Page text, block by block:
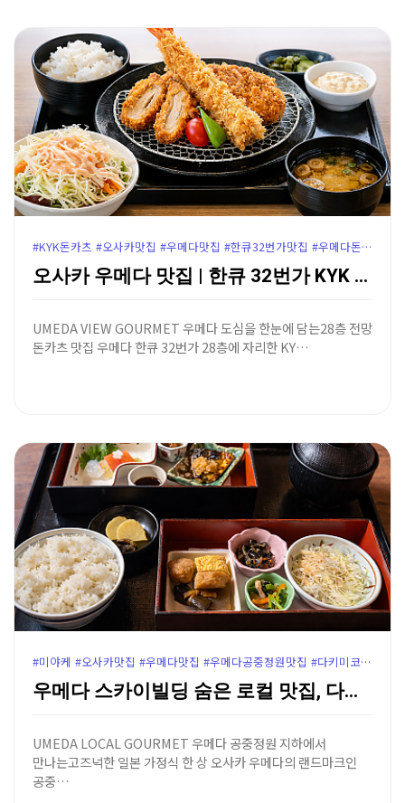
#KYK돈카츠 #오사카맛집 #우메다맛집 #한큐32번가맛집 #우메다돈카츠 #오사카돈카츠맛집 #우메다KYK #오사카주유패스할인 #오사카전망좋은맛집 #우메다한큐32번가 #윤가이드추천맛집
오사카 우메다 맛집 | 한큐 32번가 KYK 돈카츠 -…
UMEDA VIEW GOURMET 우메다 도심을 한눈에 담는28층 전망
돈카츠 맛집 우메다 한큐 32번가 28층에 자리한 KY…
#미야케 #오사카맛집 #우메다맛집 #우메다공중정원맛집 #다키미코지맛집 #오사카일본가정식 #우메다공중정원 #다키미코지미야케 #우메다점심추천 #오사카로컬맛집 #윤가이드추천
우메다 스카이빌딩 숨은 로컬 맛집, 다키미코지 일본 가…
UMEDA LOCAL GOURMET 우메다 공중정원 지하에서
만나는고즈넉한 일본 가정식 한 상 오사카 우메다의 랜드마크인
공중…